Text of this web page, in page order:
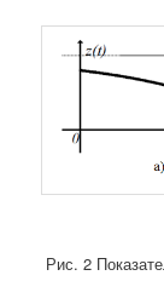
Рис. 2